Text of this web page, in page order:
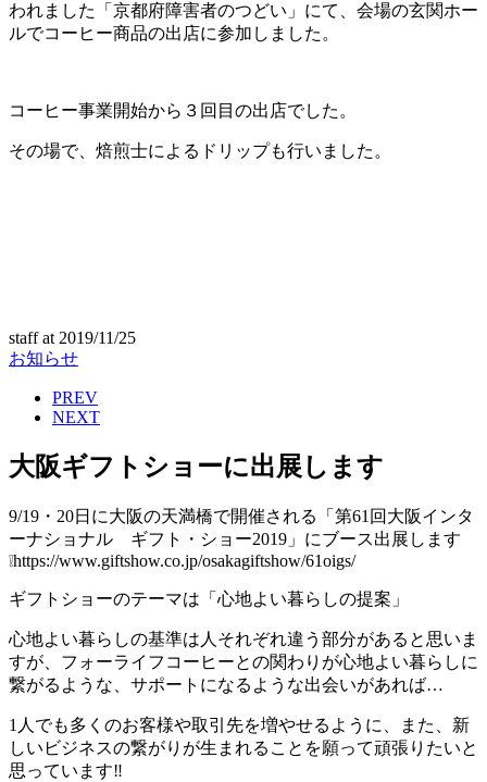
われました「京都府障害者のつどい」にて、会場の玄関ホー
ルでコーヒー商品の出店に参加しました。
コーヒー事業開始から３回目の出店でした。
その場で、焙煎士によるドリップも行いました。
staffat2019/11/25
お知らせ
PREV
NEXT
大阪ギフトショーに出展します
9/19・20日に大阪の天満橋で開催される「第61回大阪インタ
ーナショナル ギフト・ショー2019」にブース出展します
❕https://www.giftshow.co.jp/osakagiftshow/61oigs/
ギフトショーのテーマは「心地よい暮らしの提案」
心地よい暮らしの基準は人それぞれ違う部分があると思いま
すが、フォーライフコーヒーとの関わりが心地よい暮らしに
繋がるような、サポートになるような出会いがあれば…
1人でも多くのお客様や取引先を増やせるように、また、新
しいビジネスの繋がりが生まれることを願って頑張りたいと
思っています‼